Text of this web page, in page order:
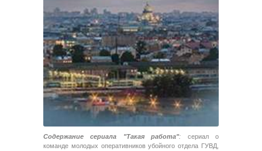
Содержание сериала "Такая работа": сериал о
команде молодых оперативников убойного отдела ГУВД,